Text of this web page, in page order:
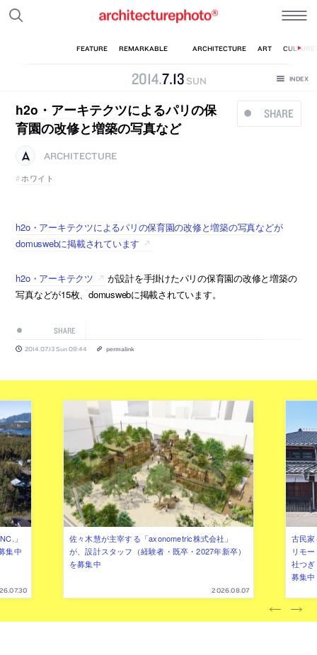
2014.7.13 SUN
SHARE
h2o・アーキテクツによるパリの保
育園の改修と増築の写真など
ARCHITECTURE
ホワイト
h2o・アーキテクツによるパリの保育園の改修と増築の写真などが
domuswebに掲載されています
h2o・アーキテクツ
が設計を手掛けたパリの保育園の改修と増築の
写真などが15枚、domuswebに掲載されています。
SHARE
2014.07.13 Sun 09:44 permalink
」
集中
佐々木慧が主宰する「axonometric株式会社」
が、設計スタッフ（経験者・既卒・2027年新卒）
を募集中
2026.08.07
古民
リモ
社つ
募集中